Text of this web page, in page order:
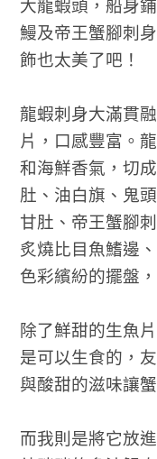
大龍蝦頭，船身
鰻及帝王蟹腳刺
飾也太美了吧！
龍蝦刺身大滿貫
片，口感豐富。
和海鮮香氣，切
肚、油白旗、鬼
甘肚、帝王蟹腳
炙燒比目魚鰭邊
色彩繽紛的擺盤
除了鮮甜的生魚
是可以生食的，
與酸甜的滋味讓
而我則是將它放